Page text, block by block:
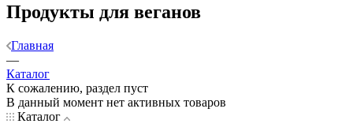
Продукты для веганов
Главная
—
Каталог
К сожалению, раздел пуст
В данный момент нет активных товаров
Каталог